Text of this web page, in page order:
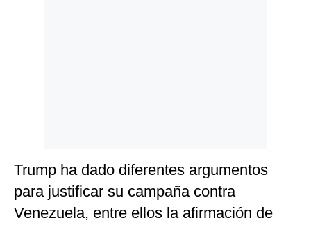
Trump ha dado diferentes argumentos
para justificar su campaña contra
Venezuela, entre ellos la afirmación de